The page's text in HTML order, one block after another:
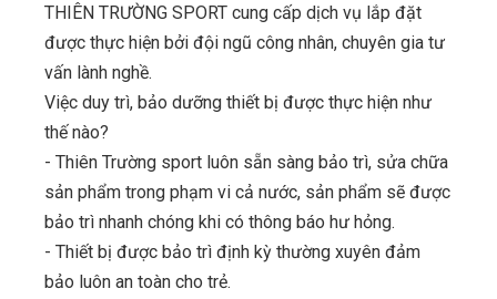
THIÊN TRƯỜNG SPORT cung cấp dịch vụ lắp đặt
được thực hiện bởi đội ngũ công nhân, chuyên gia tư
vấn lành nghề.
Việc duy trì, bảo dưỡng thiết bị được thực hiện như
thế nào?
- Thiên Trường sport luôn sẵn sàng bảo trì, sửa chữa
sản phẩm trong phạm vi cả nước, sản phẩm sẽ được
bảo trì nhanh chóng khi có thông báo hư hỏng.
- Thiết bị được bảo trì định kỳ thường xuyên đảm
bảo luôn an toàn cho trẻ.